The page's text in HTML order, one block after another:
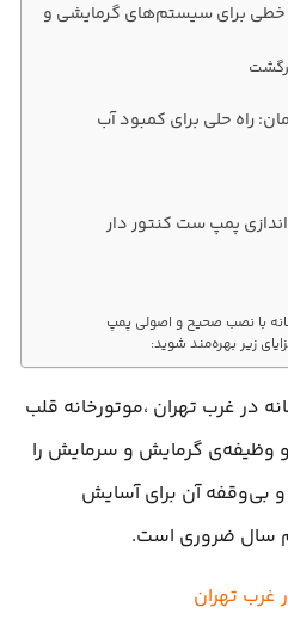
برای سیستم‌های گرمایشی و
راه حلی برای کمبود آب
پمپ ست کنتور دار
با نصب صحیح و اصولی پمپ
زیر بهره‌مند شوید:
در غرب تهران ،موتورخانه قلب
وظیفه‌ی گرمایش و سرمایش را
بی‌وقفه آن برای آسایش
سال ضروری است.
غرب تهران